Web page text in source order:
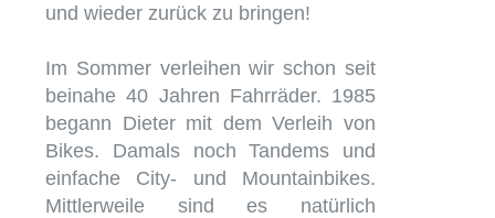
und wieder zurück zu bringen!
Im Sommer verleihen wir schon seit
beinahe 40 Jahren Fahrräder. 1985
begann Dieter mit dem Verleih von
Bikes. Damals noch Tandems und
einfache City- und Mountainbikes.
Mittlerweile sind es natürlich